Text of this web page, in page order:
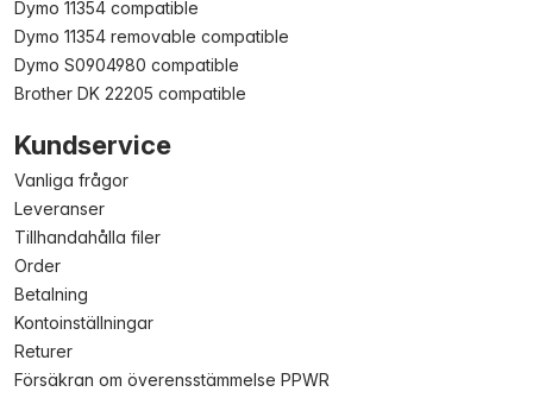
Dymo 11354 compatible
Dymo 11354 removable compatible
Dymo S0904980 compatible
Brother DK 22205 compatible
Kundservice
Vanliga frågor
Leveranser
Tillhandahålla filer
Order
Betalning
Kontoinställningar
Returer
Försäkran om överensstämmelse PPWR